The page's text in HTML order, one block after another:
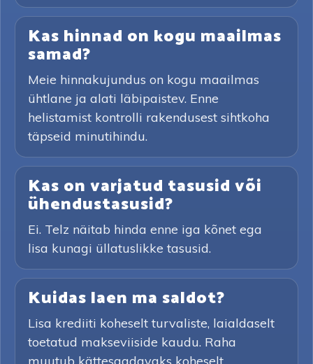
Kas hinnad on kogu maailmas
samad?
Meie hinnakujundus on kogu maailmas
ühtlane ja alati läbipaistev. Enne
helistamist kontrolli rakendusest sihtkoha
täpseid minutihindu.
Kas on varjatud tasusid või
ühendustasusid?
Ei. Telz näitab hinda enne iga kõnet ega
lisa kunagi üllatuslikke tasusid.
Kuidas laen ma saldot?
Lisa krediiti koheselt turvaliste, laialdaselt
toetatud makseviiside kaudu. Raha